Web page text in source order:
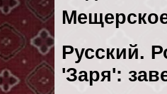
Русский.
'Заря':